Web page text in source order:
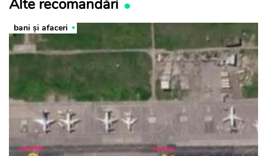
Alte recomandări
bani și afaceri